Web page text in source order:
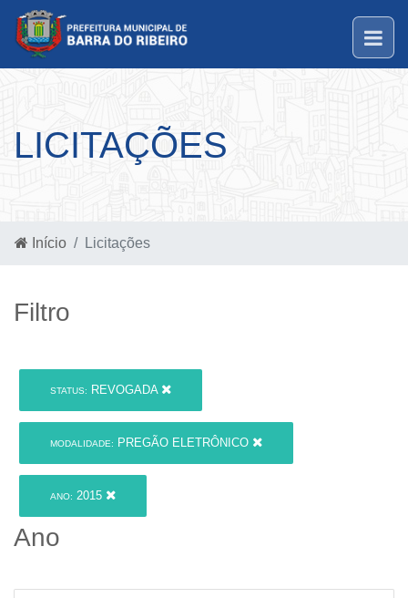
LICITAÇÕES
Início Licitações
Filtro
STATUS: REVOGADA
MODALIDADE: PREGÃO ELETRÔNICO
ANO: 2015
Ano